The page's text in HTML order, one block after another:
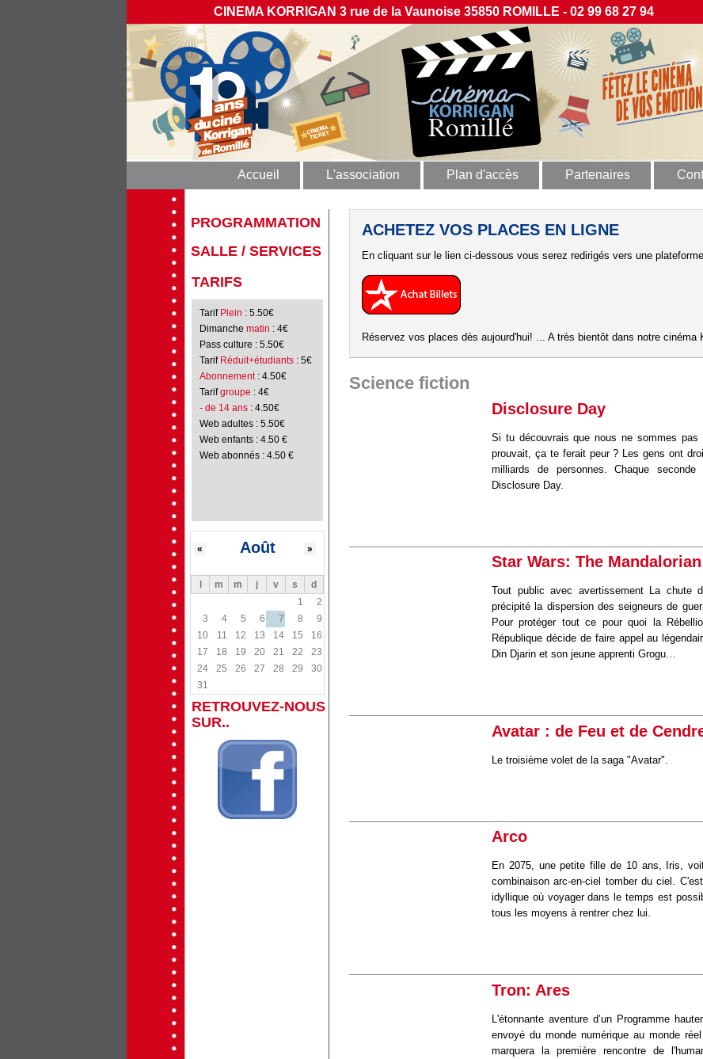
CINEMA KORRIGAN 3 rue de la Vaunoise 35850 ROMILLE - 02 99 68 27 94
Accueil L'association Plan d'accès Partenaires
PROGRAMMATION
SALLE / SERVICES
TARIFS
Tarif Plein : 5.50€
Dimanche matin : 4€
Pass culture : 5.50€
Tarif Réduit+étudiants : 5€
Abonnement: 4.50€
Tarifgroupe : 4€
- de 14 ans: 4.50€
Web adultes : 5.50€
Web enfants : 4.50 €
Web abonnés : 4.50 €
Août
« »
m m j v s
d
1
2
3
4 5 6 7 8
9
10
11 12 13 14 15
16
17
18 19 20 21 22
23
24
25 26 27 28 29
30
31
RETROUVEZ-NOUS
SUR..
ACHETEZ VOS PLACES EN LIGNE
En cliquant sur le lien ci-dessous vous serez redirigés vers une
Réservez vos places dès aujourd'hui! ... A très bientôt dans notre cinéma
Science fiction
Disclosure Day
Si tu découvrais que nous ne sommes
prouvait, ça te ferait peur ? Les gens ont
milliards de personnes. Chaque
Disclosure Day.
Star Wars: The
Tout public avec avertissement La chute
précipité la dispersion des seigneurs de
Pour protéger tout ce pour quoi la
République décide de faire appel au
Din Djarin et son jeune apprenti Grogu…
Avatar : de Feu et de
Le troisième volet de la saga "Avatar".
Arco
En 2075, une petite fille de 10 ans, Iris,
combinaison arc-en-ciel tomber du ciel.
idyllique où voyager dans le temps est
tous les moyens à rentrer chez lui.
Tron: Ares
L'étonnante aventure d’un Programme
envoyé du monde numérique au monde
marquera la première rencontre de